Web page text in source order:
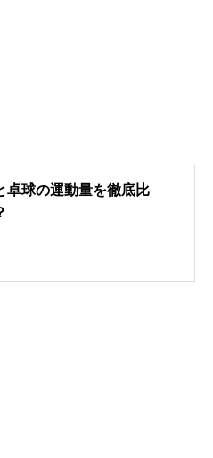
卓球の運動量を徹底比